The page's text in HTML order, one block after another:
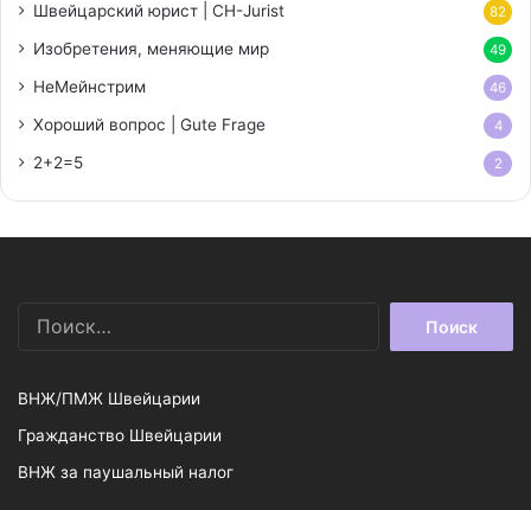
Швейцарский юрист | CH-Jurist 82
Изобретения, меняющие мир 49
НеМейнстрим 46
Хороший вопрос | Gute Frage 4
2+2=5 2
ВНЖ/ПМЖ Швейцарии
Гражданство Швейцарии
ВНЖ за паушальный налог